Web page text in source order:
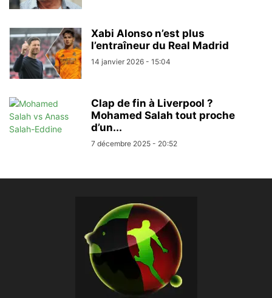
Xabi Alonso n’est plus
l’entraîneur du Real Madrid
14 janvier 2026 - 15:04
Clap de fin à Liverpool ?
Mohamed Salah tout proche
d’un...
7 décembre 2025 - 20:52